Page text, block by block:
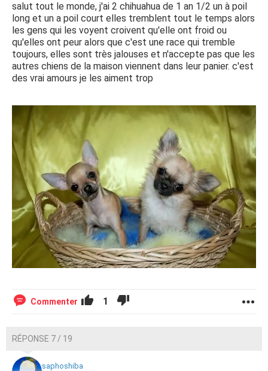
salut tout le monde, j'ai 2 chihuahua de 1 an 1/2 un à poil
long et un a poil court elles tremblent tout le temps alors
les gens qui les voyent croivent qu'elle ont froid ou
qu'elles ont peur alors que c'est une race qui tremble
toujours, elles sont très jalouses et n'accepte pas que les
autres chiens de la maison viennent dans leur panier. c'est
des vrai amours je les aiment trop
Commenter 1
RÉPONSE 7 / 19
saphoshiba